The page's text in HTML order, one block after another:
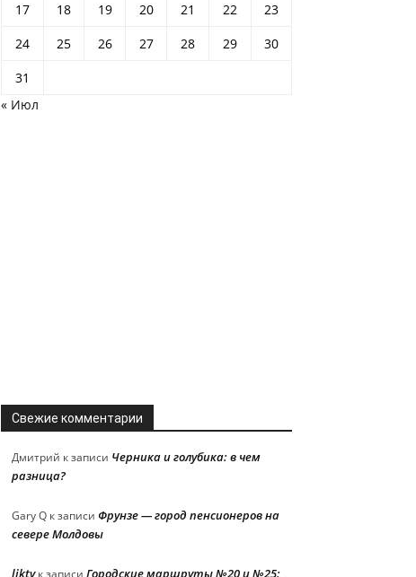
17
18 19 20 21 22
23
24
25 26 27 28 29
30
31
« Июл
Свежие комментарии
Дмитрий к записи Черника и голубика: в чем
разница?
Gary Q к записи Фрунзе — город пенсионеров на
севере Молдовы
liktvк записи Городские маршруты №20 и №25: